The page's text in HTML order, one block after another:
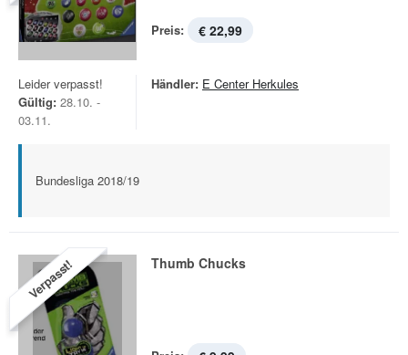
Preis: € 22,99
Leider verpasst!
Gültig: 28.10. -
03.11.
Händler: E Center Herkules
Bundesliga 2018/19
Verpasst! Thumb Chucks